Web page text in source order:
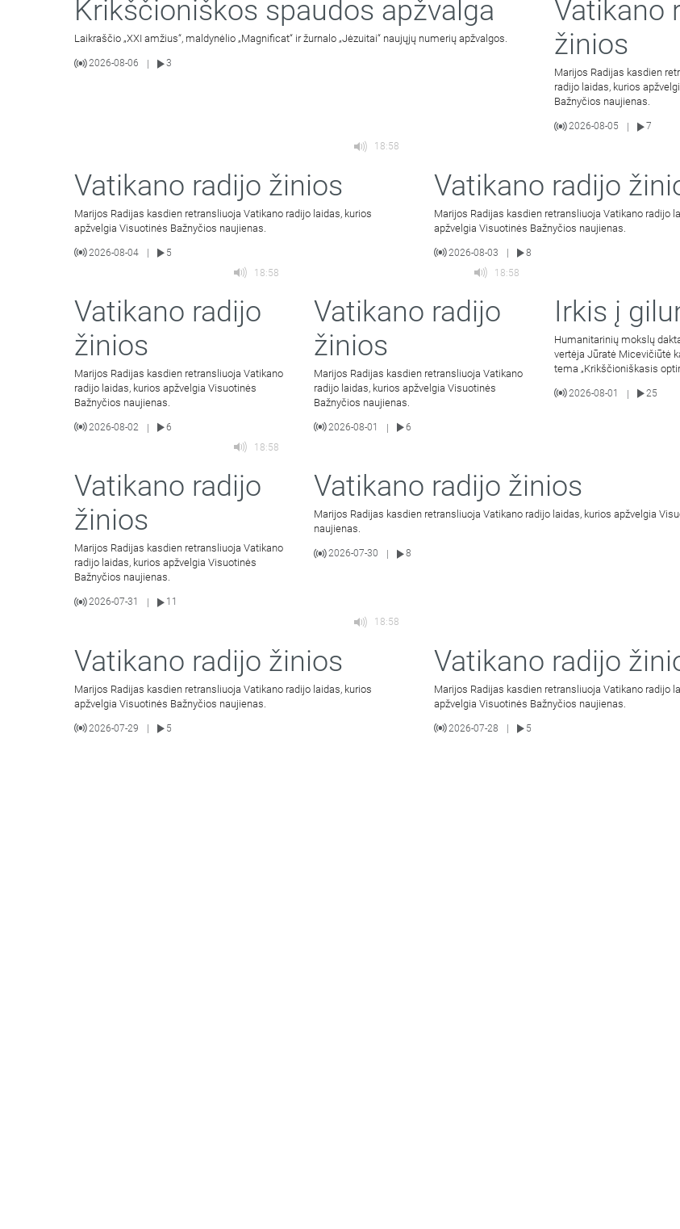
Krikščioniškos spaudos apžvalga
Laikraščio „XXI amžius“, maldynėlio „Magnificat“ ir žurnalo „Jėzuitai“ naujųjų numerių apžvalgos.
2026-08-06 3
Vatikano
žinios
Marijos Radijas kasdien
radijo laidas, kurios
Bažnyčios naujienas.
2026-08-05
7
18:58
Vatikano radijo žinios
Marijos Radijas kasdien retransliuoja Vatikano radijo laidas, kurios
apžvelgia Visuotinės Bažnyčios naujienas.
2026-08-04 5
Vatikano radijo
Marijos Radijas kasdien retransliuoja Vatikano radijo
apžvelgia Visuotinės Bažnyčios naujienas.
2026-08-03
8
18:58
Vatikano radijo
žinios
Marijos Radijas kasdien retransliuoja Vatikano
radijo laidas, kurios apžvelgia Visuotinės
Bažnyčios naujienas.
2026-08-02 | 6
18:58
Vatikano radijo
žinios
Marijos Radijas kasdien retransliuoja Vatikano
radijo laidas, kurios apžvelgia Visuotinės
Bažnyčios naujienas.
2026-08-01 | 6
Irkis į
Humanitarinių mokslų
vertėja Jūratė Micevičiūtė
tema „Krikščioniškasis
2026-08-01 | 25
18:58
Vatikano radijo
žinios
Marijos Radijas kasdien retransliuoja Vatikano
radijo laidas, kurios apžvelgia Visuotinės
Bažnyčios naujienas.
2026-07-31 11
Vatikano radijo žinios
Marijos Radijas kasdien retransliuoja Vatikano radijo laidas, kurios apžvelgia
naujienas.
2026-07-30 8
18:58
Vatikano radijo žinios
Marijos Radijas kasdien retransliuoja Vatikano radijo laidas, kurios
apžvelgia Visuotinės Bažnyčios naujienas.
2026-07-29 5
Vatikano radijo
Marijos Radijas kasdien retransliuoja Vatikano radijo
apžvelgia Visuotinės Bažnyčios naujienas.
2026-07-28 5